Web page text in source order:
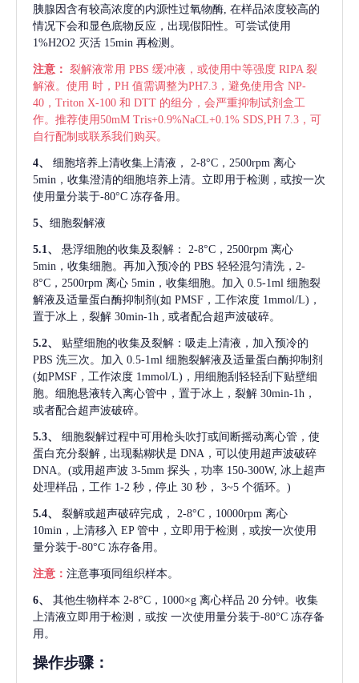
胰腺因含有较高浓度的内源性过氧物酶, 在样品浓度较高的
情况下会和显色底物反应，出现假阳性。可尝试使用
1%H2O2 灭活 15min 再检测。
注意： 裂解液常用 PBS 缓冲液，或使用中等强度 RIPA 裂
解液。使用 时，PH 值需调整为PH7.3，避免使用含 NP-
40，Triton X-100 和 DTT 的组分，会严重抑制试剂盒工
作。推荐使用50mM Tris+0.9%NaCL+0.1% SDS,PH 7.3，可
自行配制或联系我们购买。
4、 细胞培养上清收集上清液，
2-8°C，2500rpm 离心
5min，收集澄清的细胞培养上清。立即用于检测，或按一次
使用量分装于-80°C 冻存备用。
5、 细胞裂解液
5.1、 悬浮细胞的收集及裂解：
2-8°C，2500rpm 离心
5min，收集细胞。再加入预冷的 PBS 轻轻混匀清洗，2-
8°C，2500rpm 离心 5min，收集细胞。加入 0.5-1ml 细胞裂
解液及适量蛋白酶抑制剂(如 PMSF，工作浓度 1mmol/L)，
置于冰上，裂解 30min-1h , 或者配合超声波破碎。
5.2、
贴壁细胞的收集及裂解：吸走上清液，加入预冷的
PBS 洗三次。加入 0.5-1ml 细胞裂解液及适量蛋白酶抑制剂
(如PMSF，工作浓度 1mmol/L)，用细胞刮轻轻刮下贴壁细
胞。细胞悬液转入离心管中，置于冰上，裂解 30min-1h，
或者配合超声波破碎。
5.3、
细胞裂解过程中可用枪头吹打或间断摇动离心管，使
蛋白充分裂解 , 出现黏糊状是 DNA，可以使用超声波破碎
DNA。(或用超声波 3-5mm 探头，功率 150-300W, 冰上超声
处理样品，工作 1-2 秒，停止 30 秒， 3~5 个循环。)
5.4、 裂解或超声破碎完成，
2-8°C，10000rpm 离心
10min，上清移入 EP 管中，立即用于检测，或按一次使用
量分装于-80°C 冻存备用。
注意： 注意事项同组织样本。
6、 其他生物样本 2-8°C，1000×g 离心样品 20 分钟。收集
上清液立即用于检测，或按 一次使用量分装于-80°C 冻存备
用。
操作步骤：